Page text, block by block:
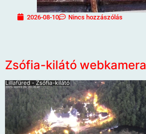
2026-08-10 Nincs hozzászólás
Zsófia-kilátó webkamera